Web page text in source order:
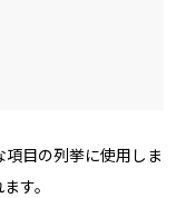
目の列挙に使用しま
す。